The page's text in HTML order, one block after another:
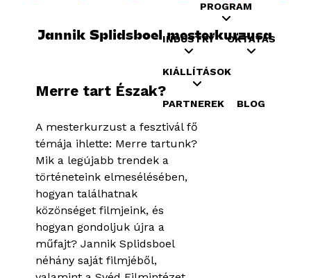
PROGRAM
INDUSTRY OKTATÁS
KIÁLLÍTÁSOK
PARTNEREK BLOG
Jannik Splidsboel mesterkurzusa
Merre tart Észak?
A mesterkurzust a fesztivál fő
témája ihlette: Merre tartunk?
Mik a legújabb trendek a
történeteink elmesélésében,
hogyan találhatnak
közönséget filmjeink, és
hogyan gondoljuk újra a
műfajt? Jannik Splidsboel
néhány saját filmjéből,